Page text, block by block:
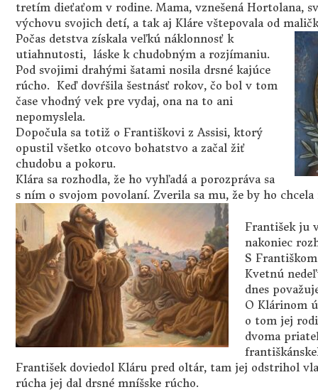
tretím dieťaťom v rodine. Mama, vznešená Hortolana,
výchovu svojich detí, a tak aj Kláre vštepovala od
Počas detstva získala veľkú náklonnosť k
utiahnutosti, láske k chudobným a rozjímaniu.
Pod svojimi drahými šatami nosila drsné kajúce
rúcho. Keď dovŕšila šestnásť rokov, čo bol v tom
čase vhodný vek pre vydaj, ona na to ani
nepomyslela.
Dopočula sa totiž o Františkovi z Assisi, ktorý
opustil všetko otcovo bohatstvo a začal žiť
chudobu a pokoru.
Klára sa rozhodla, že ho vyhľadá a porozpráva sa
s ním o svojom povolaní. Zverila sa mu, že by ho chcela
František ju
nakoniec
S
Kvetnú
dnes
O Klárinom
o tom jej
dvoma
František doviedol Kláru pred oltár, tam jej odstrihol
rúcha jej dal drsné mníšske rúcho.